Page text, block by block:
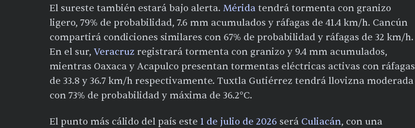
El sureste también estará bajo alerta. Mérida tendrá tormenta con granizo
ligero, 79% de probabilidad, 7.6 mm acumulados y ráfagas de 41.4 km/h. Cancún
compartirá condiciones similares con 67% de probabilidad y ráfagas de 32 km/h.
En el sur, Veracruz registrará tormenta con granizo y 9.4 mm acumulados,
mientras Oaxaca y Acapulco presentan tormentas eléctricas activas con ráfagas
de 33.8 y 36.7 km/h respectivamente. Tuxtla Gutiérrez tendrá llovizna moderada
con 73% de probabilidad y máxima de 36.2°C.
El punto más cálido del país este 1 de julio de 2026 será Culiacán, con una